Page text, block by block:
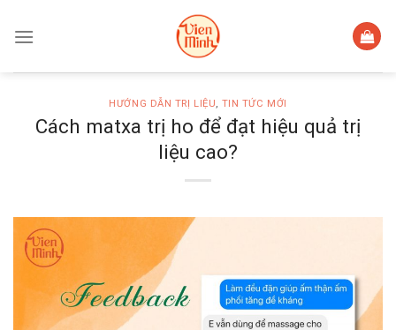
HƯỚNG DẪN TRỊ LIỆU, TIN TỨC MỚI
Cách matxa trị ho để đạt hiệu quả trị
liệu cao?